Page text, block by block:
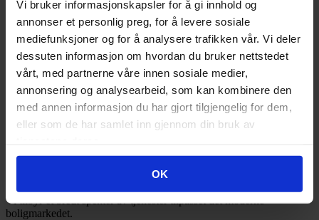
Vi bruker informasjonskapsler for å gi innhold og
annonser et personlig preg, for å levere sosiale
mediefunksjoner og for å analysere trafikken vår. Vi deler
dessuten informasjon om hvordan du bruker nettstedet
vårt, med partnerne våre innen sosiale medier,
annonsering og analysearbeid, som kan kombinere den
med annen informasjon du har gjort tilgjengelig for dem,
eller som de har samlet inn gjennom din bruk av
OK
2017, mars(10)
2017, februar (19)
2017, januar(12)
2016(185)
2015(35)
2014(3)
2013
(1)
2012(1)
2011(3)
Boligbyggelag så tidlig som i 1946.
Vi tilbyr et bredt spekter av tjenester tilpasset det moderne
boligmarkedet.